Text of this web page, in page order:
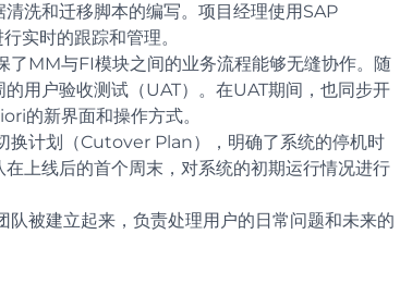
洗和迁移脚本的编写。项目经理使用SAP
实时的跟踪和管理。
了MM与FI模块之间的业务流程能够无缝协作。随
用户验收测试（UAT）。在UAT期间，也同步开
的新界面和操作方式。
换计划（Cutover Plan），明确了系统的停机时
上线后的首个周末，对系统的初期运行情况进行
被建立起来，负责处理用户的日常问题和未来的